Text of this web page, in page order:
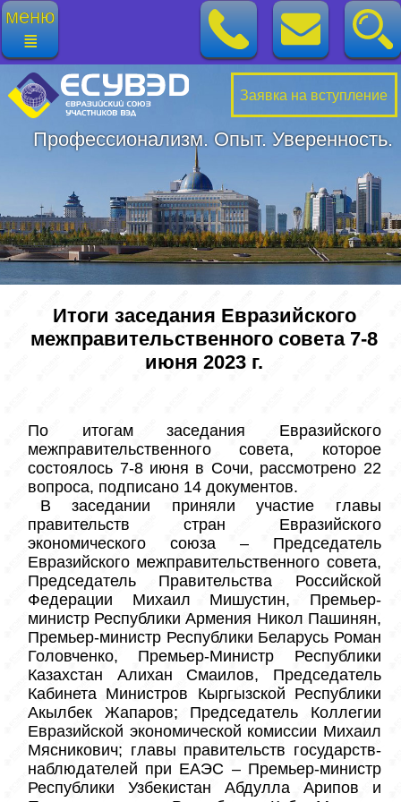
меню
≣
Профессионализм. Опыт. Уверенность.
Заявка на вступление
Итоги заседания Евразийского
межправительственного совета 7-8
июня 2023 г.
По итогам заседания Евразийского
межправительственного совета, которое
состоялось 7-8 июня в Сочи, рассмотрено 22
вопроса, подписано 14 документов.
В заседании приняли участие главы
правительств стран Евразийского
экономического союза – Председатель
Евразийского межправительственного совета,
Председатель Правительства Российской
Федерации Михаил Мишустин, Премьер-
министр Республики Армения Никол Пашинян,
Премьер-министр Республики Беларусь Роман
Головченко, Премьер-Министр Республики
Казахстан Алихан Смаилов, Председатель
Кабинета Министров Кыргызской Республики
Акылбек Жапаров; Председатель Коллегии
Евразийской экономической комиссии Михаил
Мясникович; главы правительств государств-
наблюдателей при ЕАЭС – Премьер-министр
Республики Узбекистан Абдулла Арипов и